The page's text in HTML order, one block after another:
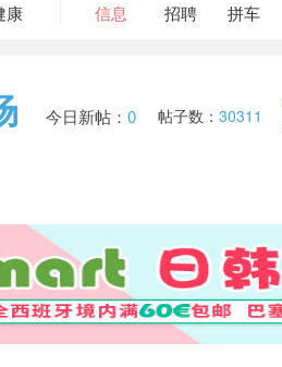
康 信息
招聘
拼车
今日新帖： 0 帖子数： 30311